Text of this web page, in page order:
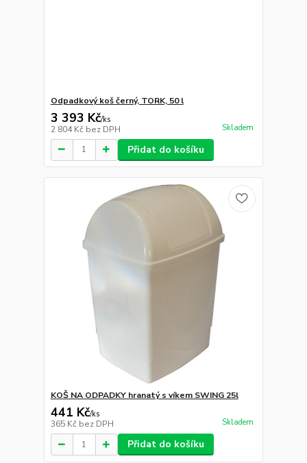
Odpadkový koš černý, TORK, 50 l
3 393 Kč/ks
2 804 Kč bez DPH Skladem
Přidat do košíku
KOŠ NA ODPADKY hranatý s víkem SWING 25l
441 Kč/ks
365 Kč bez DPH Skladem
Přidat do košíku